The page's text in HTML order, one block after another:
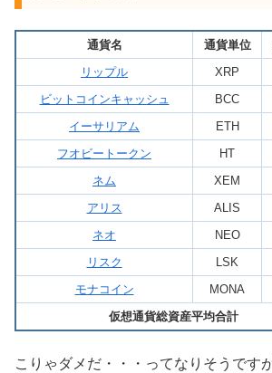
通貨名 通貨単位
リップル
XRP
ビットコインキャッシュ
BCC
イーサリアム
ETH
フオビートークン
HT
ネム
XEM
アリス
ALIS
ネオ
NEO
リスク
LSK
モナコイン
MONA
仮想通貨総資産平均合計
こりゃダメだ・・・ってなりそうです